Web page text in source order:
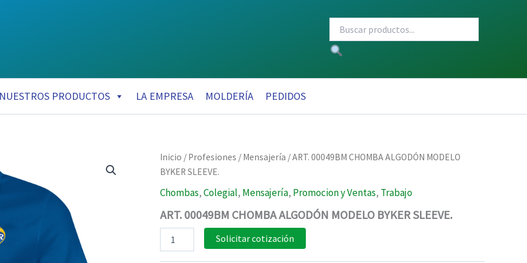
NUESTROS PRODUCTOS LA EMPRESA MOLDERÍA PEDIDOS
Inicio / Profesiones / Mensajería / ART. 00049BM CHOMBA ALGODÓN MODELO
BYKER SLEEVE.
Chombas,Colegial, Mensajería, Promocion y Ventas, Trabajo
ART. 00049BM CHOMBA ALGODÓN MODELO BYKER SLEEVE.
00049BM
Solicitar cotización